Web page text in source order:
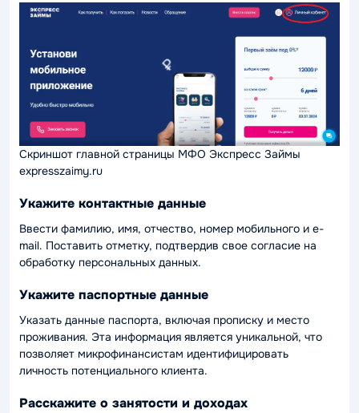
Скриншот главной страницы МФО Экспресс Займы
expresszaimy.ru
Укажите контактные данные
Ввести фамилию, имя, отчество, номер мобильного и e-
mail. Поставить отметку, подтвердив свое согласие на
обработку персональных данных.
Укажите паспортные данные
Указать данные паспорта, включая прописку и место
проживания. Эта информация является уникальной, что
позволяет микрофинансистам идентифицировать
личность потенциального клиента.
Расскажите о занятости и доходах